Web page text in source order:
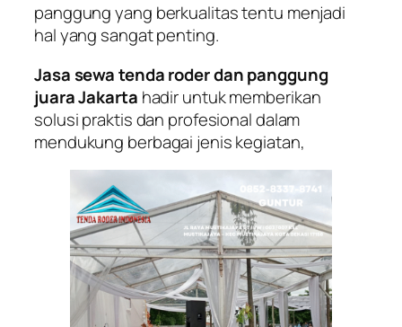
panggung yang berkualitas tentu menjadi
hal yang sangat penting.
Jasa sewa tenda roder dan panggung
juara Jakarta hadir untuk memberikan
solusi praktis dan profesional dalam
mendukung berbagai jenis kegiatan,